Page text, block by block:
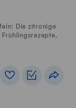
Die zitronige
Rezeptbuch